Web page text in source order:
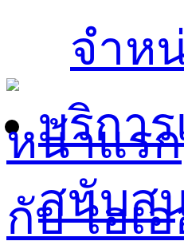
จำห
บริกา
สนับส
หน้าแรก
กับ ไฮเ